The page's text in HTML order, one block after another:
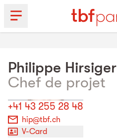
Philippe Hirsiger
Chef de projet
+41 43 255 28 48
hip@tbf.ch
V-Card